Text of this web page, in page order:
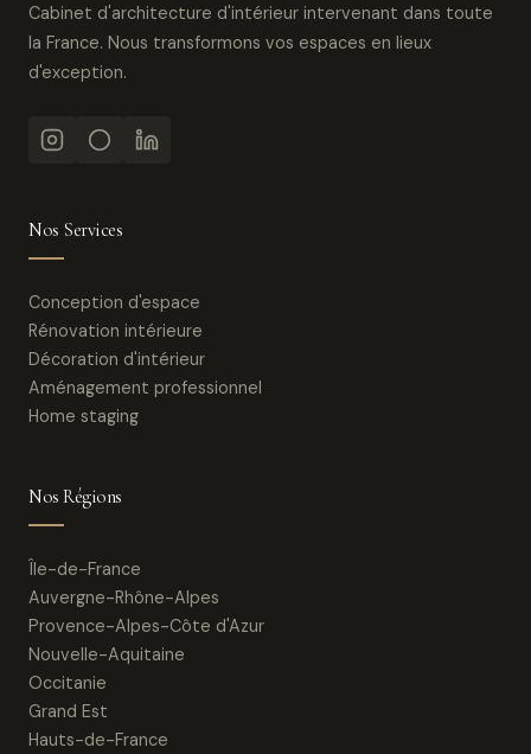
Cabinet d'architecture d'intérieur intervenant dans toute
la France. Nous transformons vos espaces en lieux
d'exception.
Nos Services
Conception d'espace
Rénovation intérieure
Décoration d'intérieur
Aménagement professionnel
Home staging
Nos Régions
Île-de-France
Auvergne-Rhône-Alpes
Provence-Alpes-Côte d'Azur
Nouvelle-Aquitaine
Occitanie
Grand Est
Hauts-de-France